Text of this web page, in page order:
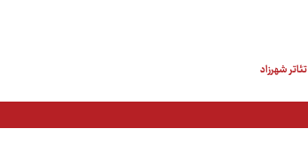
شهرزاد